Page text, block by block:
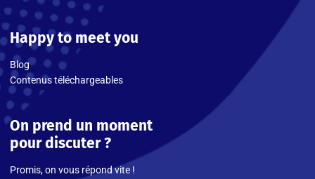
Happy to meet you
Blog
Contenus téléchargeables
On prend un moment
pour discuter ?
Promis, on vous répond vite !